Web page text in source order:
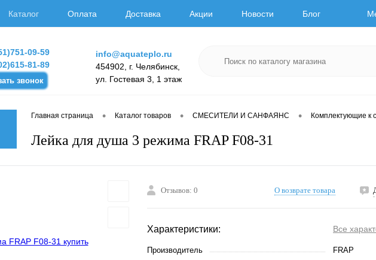
Каталог Оплата Доставка Акции Новости Блог
09-59
81-89
звонок
info@aquateplo.ru
454902, г. Челябинск,
ул. Гостевая 3, 1 этаж
Главная страница • Каталог товаров • СМЕСИТЕЛИ И САНФАЯНС • Комплектующие к
Лейка для душа 3 режима FRAP F08-31
Отзывов: 0 О возврате товара
Характеристики: Все
Производитель
FRAP